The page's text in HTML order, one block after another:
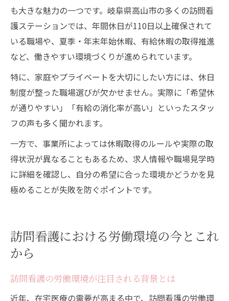
も大きな魅力の一つです。岐阜県高山市の多くの訪問看
護ステーションでは、年間休日が110日以上確保されて
いる職場や、夏季・年末年始休暇、有給休暇の取得推進
など、働きやすい環境づくりが進められています。
特に、家庭やプライベートを大切にしたい方には、休日
制度が整った職場選びが欠かせません。実際に「希望休
が通りやすい」「有給の消化率が高い」といったスタッ
フの声も多く聞かれます。
一方で、事業所によっては休暇取得のルールや実際の取
得状況が異なることもあるため、求人情報や職場見学時
に詳細を確認し、自分の希望に合った環境かどうかを見
極めることが失敗を防ぐポイントです。
訪問看護における労働環境の今とこれ
から
訪問看護の労働環境が注目される背景とは
近年、在宅医療の需要が高まる中で、訪問看護の労働環